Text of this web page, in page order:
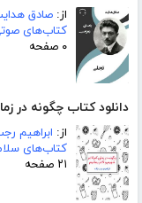
از: صادق
کتاب‌های
۰ صفحه
دانلود کتاب چگونه در
از: ابراهیم
کتاب‌های
۲۱ صفحه